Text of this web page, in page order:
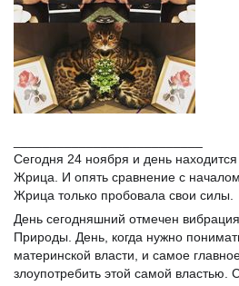
Сегодня 24 ноября и день
Жрица. И опять сравнение с
Жрица только пробовала свои силы.
День сегодняшний отмечен
Природы. День, когда нужно
материнской власти, и самое
злоупотребить этой самой властью.